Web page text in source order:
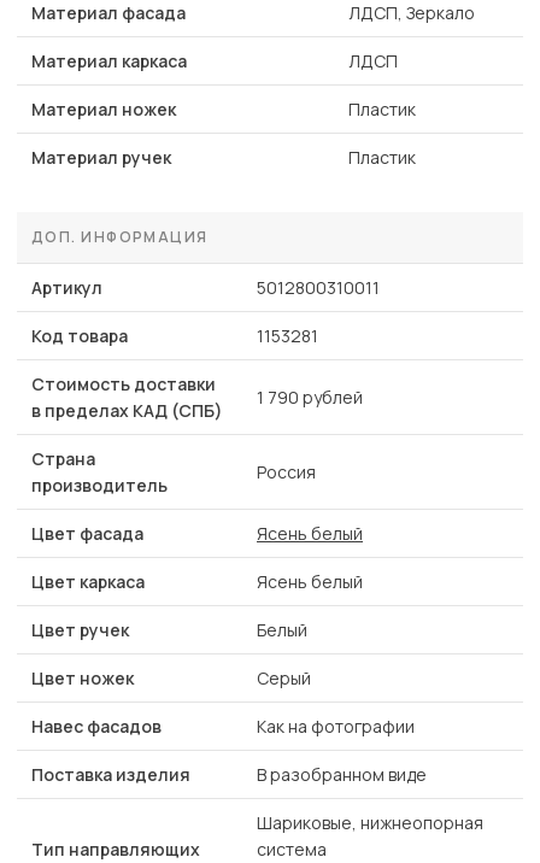
Материал фасада ЛДСП, Зеркало
Материал каркаса ЛДСП
Материал ножек Пластик
Материал ручек Пластик
ДОП. ИНФОРМАЦИЯ
Артикул 5012800310011
Код товара 1153281
Стоимость доставки
в пределах КАД (СПБ)
1 790 рублей
Страна
производитель
Россия
Цвет фасада Ясень белый
Цвет каркаса Ясень белый
Цвет ручек Белый
Цвет ножек Серый
Навес фасадов Как на фотографии
Поставка изделия В разобранном виде
Тип направляющих
Шариковые, нижнеопорная
система